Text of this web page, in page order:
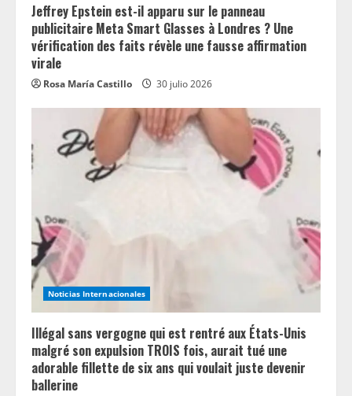
Jeffrey Epstein est-il apparu sur le panneau
publicitaire Meta Smart Glasses à Londres ? Une
vérification des faits révèle une fausse affirmation
virale
Rosa María Castillo 30 julio 2026
Noticias Internacionales
Illégal sans vergogne qui est rentré aux États-Unis
malgré son expulsion TROIS fois, aurait tué une
adorable fillette de six ans qui voulait juste devenir
ballerine